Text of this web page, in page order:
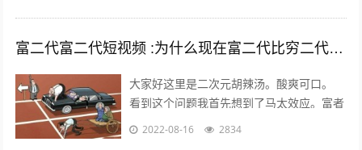
富二代富二代短视频 :为什么现在富二代比穷二代努力？
大家好这里是二次元胡辣汤。酸爽可口。
看到这个问题我首先想到了马太效应。富者
更富，穷者更穷。这也是一个不争的事实。
2022-08-16 2834